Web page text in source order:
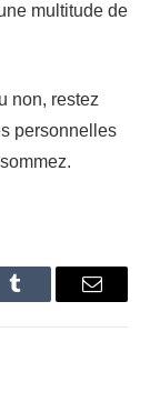
multitude de
non, restez
personnelles
Tumblr Email